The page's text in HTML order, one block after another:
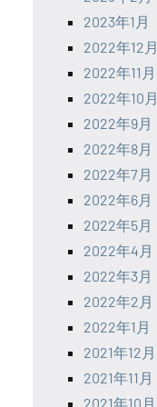
2023年1月
2022年12月
2022年11月
2022年10月
2022年9月
2022年8月
2022年7月
2022年6月
2022年5月
2022年4月
2022年3月
2022年2月
2022年1月
2021年12月
2021年11月
2021年10月